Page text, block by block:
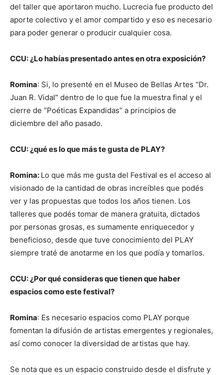
del taller que aportaron mucho. Lucrecia fue producto del
aporte colectivo y el amor compartido y eso es necesario
para poder generar o producir cualquier cosa.
CCU: ¿Lo habías presentado antes en otra exposición?
Romina: Si, lo presenté en el Museo de Bellas Artes “Dr.
Juan R. Vidal” dentro de lo que fue la muestra final y el
cierre de “Poéticas Expandidas” a principios de
diciembre del año pasado.
CCU: ¿qué es lo que más te gusta de PLAY?
Romina: Lo que más me gusta del Festival es el acceso al
visionado de la cantidad de obras increíbles que podés
ver y las propuestas que todos los años tienen. Los
talleres que podés tomar de manera gratuita, dictados
por personas grosas, es sumamente enriquecedor y
beneficioso, desde que tuve conocimiento del PLAY
siempre traté de anotarme en los que podía y tomarlos.
CCU: ¿Por qué consideras que tienen que haber
espacios como este festival?
Romina: Es necesario espacios como PLAY porque
fomentan la difusión de artistas emergentes y regionales,
así como conocer la diversidad de artistas que hay.
Se nota que es un espacio construido desde el disfrute y